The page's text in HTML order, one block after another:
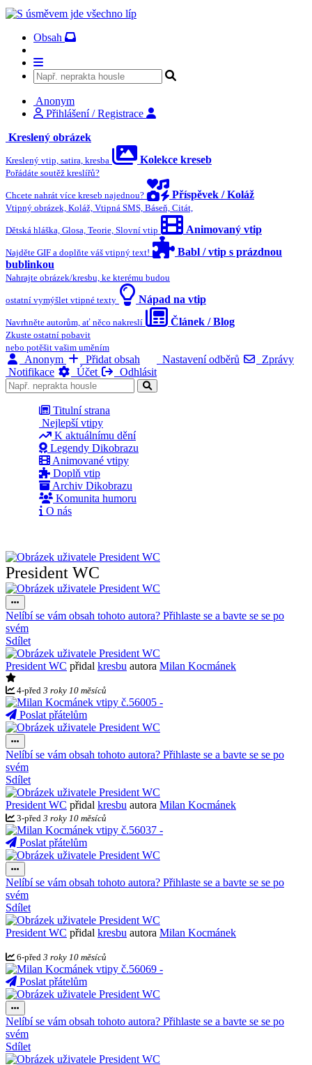
Obsah
Anonym
Přihlášení / Registrace
Kreslený obrázek
Kreslený vtip, satira, kresba Kolekce kreseb
Pořádáte soutěž kreslířů?
Chcete nahrát více kreseb najednou? Příspěvek / Koláž
Vtipný obrázek, Koláž, Vtipná SMS, Báseň, Citát,
Dětská hláška, Glosa, Teorie, Slovní vtip Animovaný vtip
Najděte GIF a doplňte váš vtipný text!
Babl / vtip s prázdnou
bublinkou
Nahrajte obrázek/kresbu, ke kterému budou
ostatní vymýšlet vtipné texty Nápad na vtip
Navrhněte autorům, ať něco nakreslí Článek / Blog
Zkuste ostatní pobavit
nebo potěšit vašim uměním
Anonym Přidat obsah Nastavení odběrů
Zprávy
Notifikace
Účet Odhlásit
Titulní strana
Nejlepší vtipy
K aktuálnímu dění
Legendy Dikobrazu
Animované vtipy
Doplň vtip
Archiv Dikobrazu
Komunita humoru
O nás
President WC
Nelíbí se vám obsah tohoto autora? Přihlaste se a bavte se se po
svém
Sdílet
President WC přidal kresbu autora Milan Kocmánek
4-před 3 roky 10 měsíců
Poslat přátelům
Nelíbí se vám obsah tohoto autora? Přihlaste se a bavte se se po
svém
Sdílet
President WC přidal kresbu autora Milan Kocmánek
3-před 3 roky 10 měsíců
Poslat přátelům
Nelíbí se vám obsah tohoto autora? Přihlaste se a bavte se se po
svém
Sdílet
President WC přidal kresbu autora Milan Kocmánek
6-před 3 roky 10 měsíců
Poslat přátelům
Nelíbí se vám obsah tohoto autora? Přihlaste se a bavte se se po
svém
Sdílet